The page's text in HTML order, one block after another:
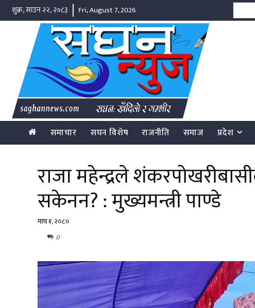
शुक्र, साउन २२, २०८३ Fri, August 7, 2026
समाचार सघन विशेष राजनीति समाज प्रदेश
राजा महेन्द्रले
सकेनन? : मुख्यमन्त्री पाण्डे
माघ १, २०८०
0